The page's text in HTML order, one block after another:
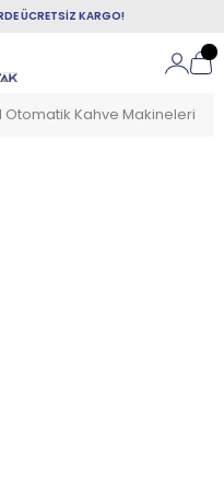
ÜCRETSİZ KARGO!
Otomatik Kahve Makineleri